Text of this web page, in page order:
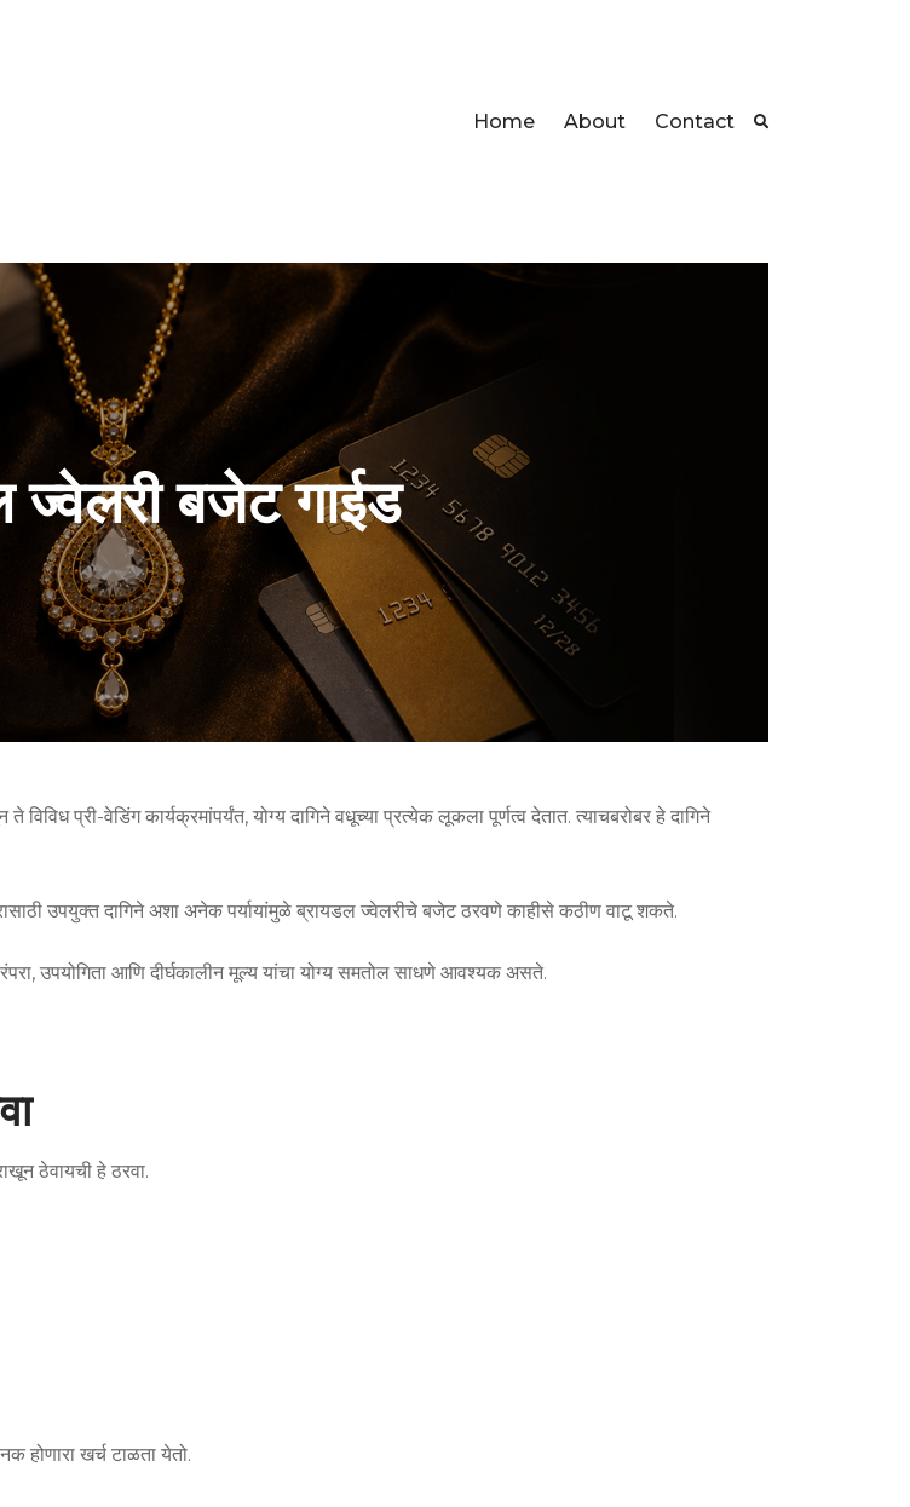
Home About Contact
ज्वेलरी बजेट गाईड
प्री-वेडिंग कार्यक्रमांपर्यंत, योग्य दागिने वधूच्या प्रत्येक लूकला पूर्णत्व देतात. त्याचबरोबर हे दागिने
उपयुक्त दागिने अशा अनेक पर्यायांमुळे ब्रायडल ज्वेलरीचे बजेट ठरवणे काहीसे कठीण वाटू शकते.
उपयोगिता आणि दीर्घकालीन मूल्य यांचा योग्य समतोल साधणे आवश्यक असते.
ठेवायची हे ठरवा.
होणारा खर्च टाळता येतो.